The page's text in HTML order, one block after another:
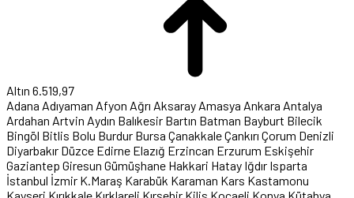
Altın 6.519,97
Adana Adıyaman Afyon Ağrı Aksaray Amasya Ankara Antalya
Ardahan Artvin Aydın Balıkesir Bartın Batman Bayburt Bilecik
Bingöl Bitlis Bolu Burdur Bursa ÇanakkaleÇankırı Çorum Denizli
Diyarbakır Düzce Edirne Elazığ Erzincan Erzurum Eskişehir
Gaziantep Giresun Gümüşhane Hakkari Hatay Iğdır Isparta
İstanbul İzmir K.Maraş Karabük Karaman Kars Kastamonu